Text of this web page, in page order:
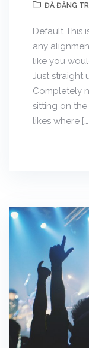
ĐÃ ĐĂNG
Default This
any
like you
Just straight
Completely
sitting on the
likes where […]